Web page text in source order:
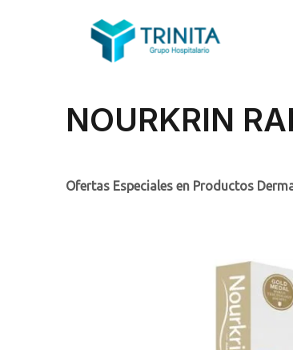
NOURKRIN
Ofertas Especiales en Productos